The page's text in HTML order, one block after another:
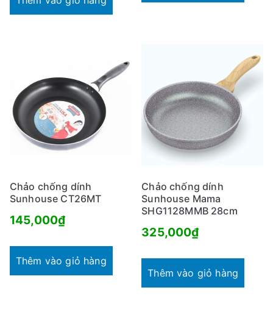
Chảo chống dính
Sunhouse CT26MT
145,000₫
Thêm vào giỏ hàng
Chảo chống dính
Sunhouse Mama
SHG1128MMB 28cm
325,000₫
Thêm vào giỏ hàng